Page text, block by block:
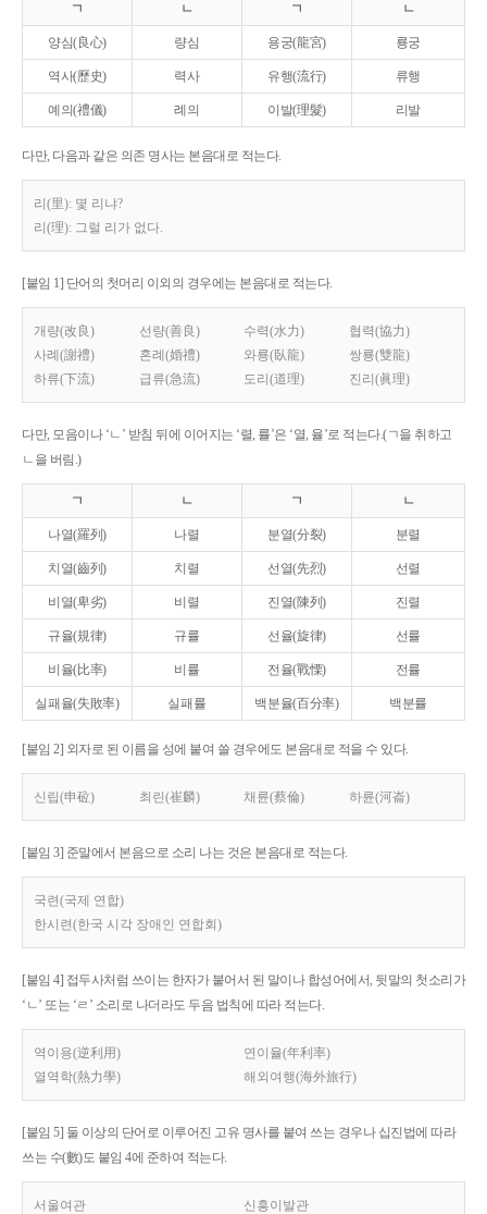
ㄱ ㄴ ㄱ ㄴ
양심(良心) 량심 용궁(龍宮) 룡궁
역사(歷史) 력사 유행(流行) 류행
예의(禮儀) 례의 이발(理髮) 리발
다만, 다음과 같은 의존 명사는 본음대로 적는다.
리(里): 몇 리냐?
리(理): 그럴 리가 없다.
[붙임 1] 단어의 첫머리 이외의 경우에는 본음대로 적는다.
개량(改良) 선량(善良) 수력(水力)
협력(協力)
사례(謝禮)
혼례(婚禮) 와룡(臥龍)
쌍룡(雙龍)
하류(下流)
급류(急流) 도리(道理) 진리(眞理)
다만, 모음이나 ‘ㄴ’ 받침 뒤에 이어지는 ‘렬, 률’은 ‘열, 율’로 적는다.(ㄱ을 취하고
ㄴ을 버림.)
ㄱ ㄴ ㄱ ㄴ
나열(羅列) 나렬 분열(分裂) 분렬
치열(齒列) 치렬 선열(先烈) 선렬
비열(卑劣) 비렬 진열(陳列) 진렬
규율(規律) 규률 선율(旋律) 선률
비율(比率) 비률 전율(戰慄) 전률
실패율(失敗率) 실패률 백분율(百分率) 백분률
[붙임 2] 외자로 된 이름을 성에 붙여 쓸 경우에도 본음대로 적을 수 있다.
신립(申砬) 최린(崔麟) 채륜(蔡倫) 하륜(河崙)
[붙임 3] 준말에서 본음으로 소리 나는 것은 본음대로 적는다.
국련(국제 연합)
한시련(한국 시각 장애인 연합회)
[붙임 4] 접두사처럼 쓰이는 한자가 붙어서 된 말이나 합성어에서, 뒷말의 첫소리가
‘ㄴ’ 또는 ‘ㄹ’ 소리로 나더라도 두음 법칙에 따라 적는다.
역이용(逆利用)
연이율(年利率)
열역학(熱力學)
해외여행(海外旅行)
[붙임 5] 둘 이상의 단어로 이루어진 고유 명사를 붙여 쓰는 경우나 십진법에 따라
쓰는 수(數)도 붙임 4에 준하여 적는다.
서울여관 신흥이발관